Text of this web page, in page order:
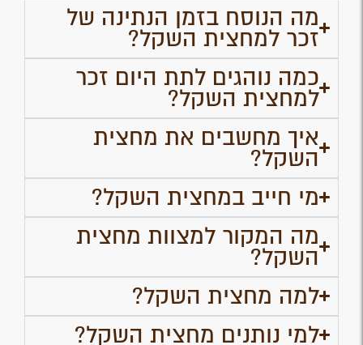
מה הנוסח בזמן הנתינה של
זכר למחצית השקל?
כמה נוהגים לתת היום זכר
למחצית השקל?
איך מחשבים את מחצית
השקל?
מי חייב במחצית השקל?
מה המקור למצוות מחצית
השקל?
למה מחצית השקל?
למי נותנים מחצית השקל?